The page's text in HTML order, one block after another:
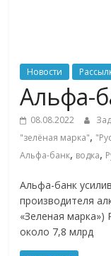
Портал
об
онлайн-
торговле,
Новости
Альфа-
08.08.2022
"зелёная марка",
Альфа-банк, водка,
Альфа-банк
производителя
«Зеленая марка»)
около 7,8 млрд